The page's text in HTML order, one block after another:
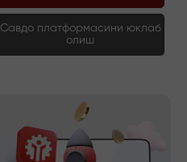
Савдо платформасини юклаб
олиш